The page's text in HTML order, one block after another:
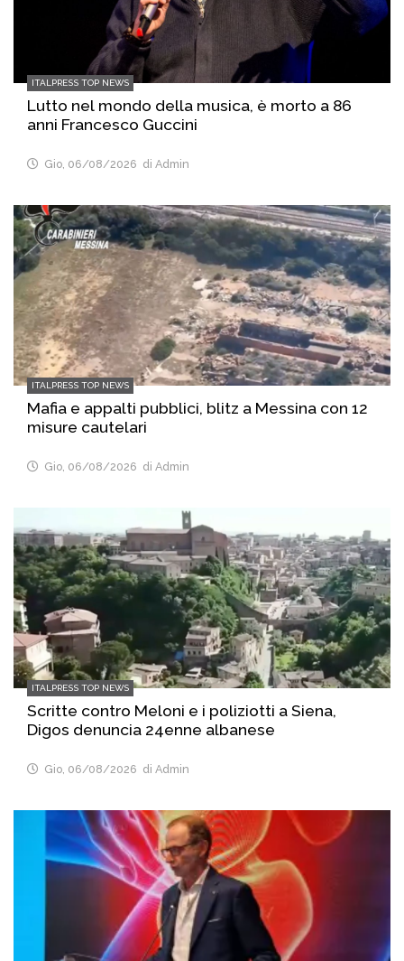
ITALPRESS TOP NEWS
Lutto nel mondo della musica, è morto a 86
anni Francesco Guccini
Gio, 06/08/2026 di Admin
ITALPRESS TOP NEWS
Mafia e appalti pubblici, blitz a Messina con 12
misure cautelari
Gio, 06/08/2026 di Admin
ITALPRESS TOP NEWS
Scritte contro Meloni e i poliziotti a Siena,
Digos denuncia 24enne albanese
Gio, 06/08/2026 di Admin